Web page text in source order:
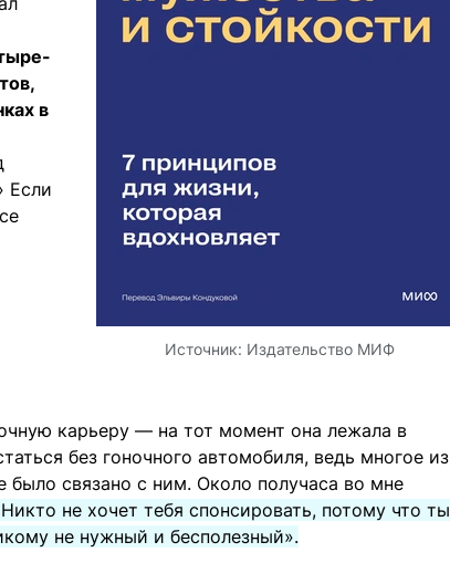
Источник: Издательство МИФ
в
Если
карьеру — на тот момент она лежала в
без гоночного автомобиля, ведь многое из
было связано с ним. Около получаса во мне
не хочет тебя спонсировать, потому что ты
не нужный и бесполезный».